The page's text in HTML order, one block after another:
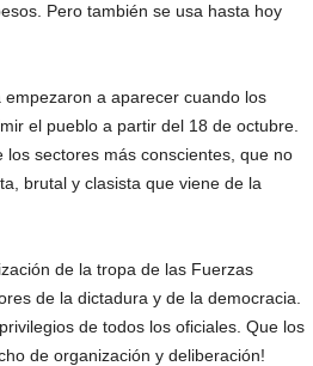
Pero también se usa hasta hoy
a aparecer cuando los
el pueblo a partir del 18 de octubre.
sectores más conscientes, que no
brutal y clasista que viene de la
de la tropa de las Fuerzas
de la dictadura y de la democracia.
de todos los oficiales. Que los
de organización y deliberación!